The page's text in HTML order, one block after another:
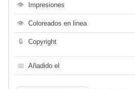
👁 Impresiones
👁 Coloreados en linea
🔒 Copyright
📅 Añadido el